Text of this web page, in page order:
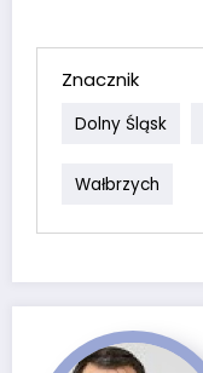
Znacznik
Dolny Śląsk
Wałbrzych